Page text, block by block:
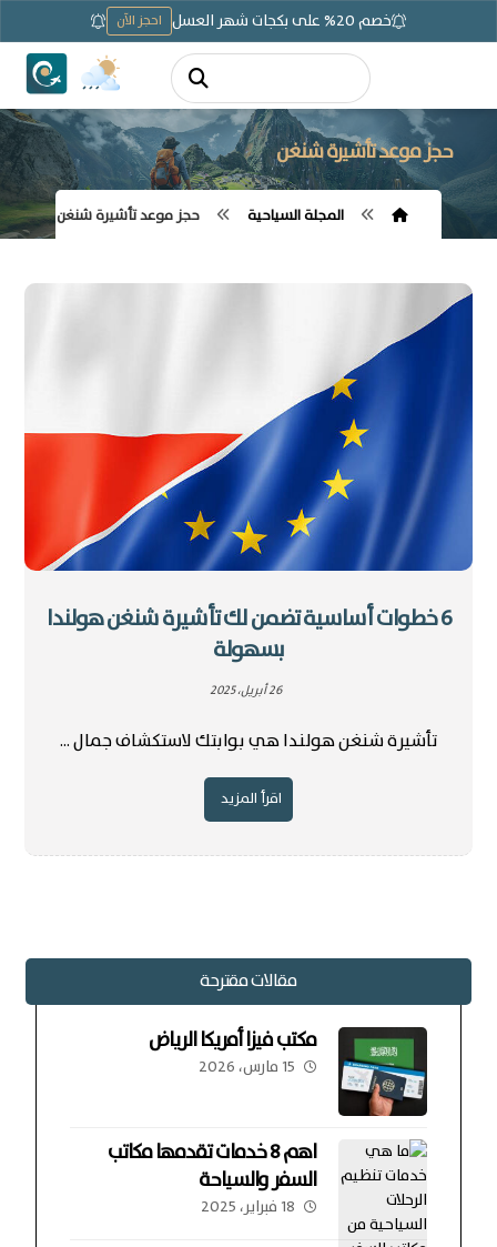
خصم 20% على بكجات شهر العسل احجز الآن
حجز موعد تأشيرة شنغن
المجلة السياحية حجز موعد تأشيرة شنغن
6 خطوات أساسية تضمن لك تأشيرة شنغن هولندا
بسهولة
26 أبريل، 2025
تأشيرة شنغن هولندا هي بوابتك لاستكشاف جمال ...
اقرأ المزيد
مقالات مقترحة
مكتب فيزا أمريكا الرياض
15 مارس، 2026
اهم 8 خدمات تقدمها مكاتب
السفر والسياحة
18 فبراير، 2025